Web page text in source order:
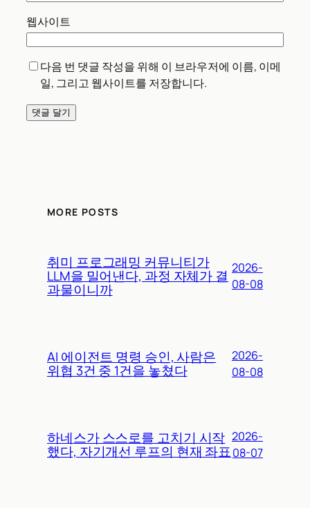
웹사이트
다음 번 댓글 작성을 위해 이 브라우저에 이름, 이메
일, 그리고 웹사이트를 저장합니다.
MORE POSTS
취미 프로그래밍 커뮤니티가
LLM을 밀어낸다, 과정 자체가 결
과물이니까
2026-
08-08
AI 에이전트 명령 승인, 사람은
위협 3건 중 1건을 놓쳤다
2026-
08-08
하네스가 스스로를 고치기 시작
했다, 자기개선 루프의 현재 좌표
2026-
08-07